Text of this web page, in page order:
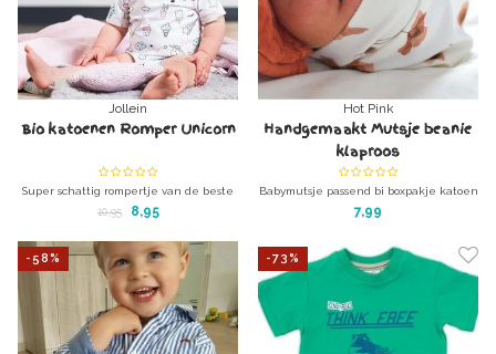
Jollein
Bio katoenen Romper Unicorn
Super schattig rompertje van de beste
kwaliteit. Biologisch katoen!
10,95 8,95
Hot Pink
Handgemaakt Mutsje beanie
klaproos
Babymutsje passend bi boxpakje katoen
met klaprozen
7,99
-58% -73%